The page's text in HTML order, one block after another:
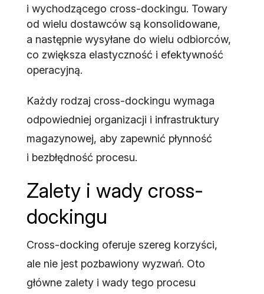
i wychodzącego cross-dockingu. Towary
od wielu dostawców są konsolidowane,
a następnie wysyłane do wielu odbiorców,
co zwiększa elastyczność i efektywność
operacyjną.
Każdy rodzaj cross-dockingu wymaga
odpowiedniej organizacji i infrastruktury
magazynowej, aby zapewnić płynność
i bezbłędność procesu.
Zalety i wady cross-
dockingu
Cross-docking oferuje szereg korzyści,
ale nie jest pozbawiony wyzwań. Oto
główne zalety i wady tego procesu